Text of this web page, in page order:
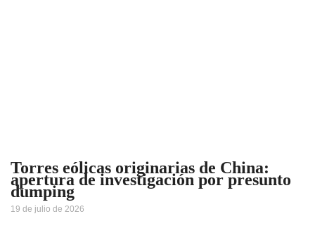
Torres eólicas originarias de China:
apertura de investigación por presunto
dumping
19 de julio de 2026